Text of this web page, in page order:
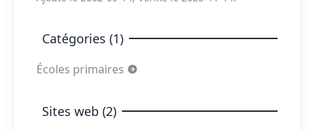
Catégories (1)
Écoles primaires
Sites web (2)